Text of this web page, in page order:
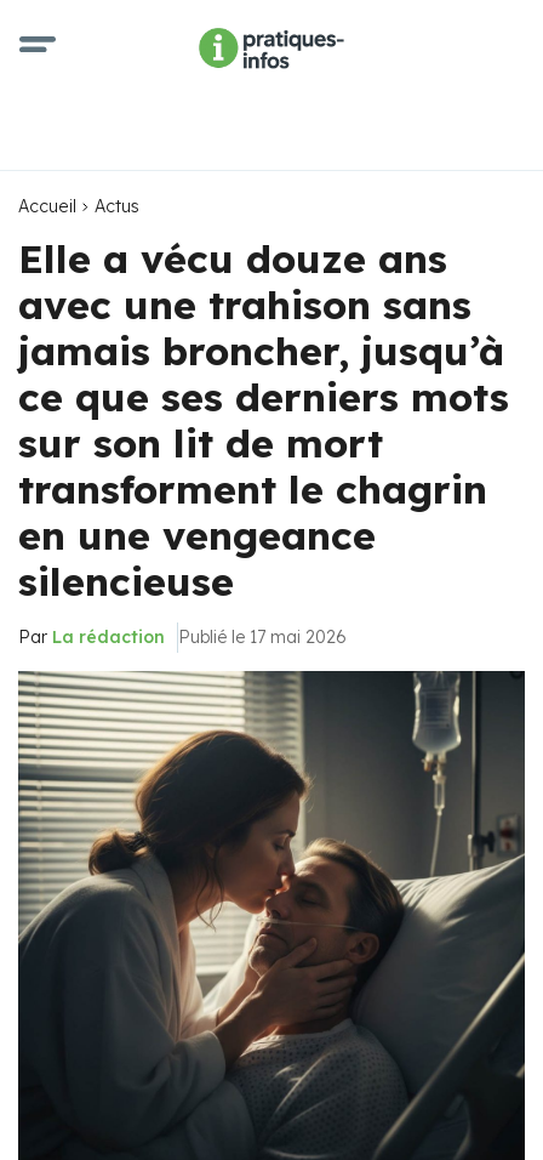
Accueil Actus
Elle a vécu douze ans
avec une trahison sans
jamais broncher, jusqu’à
ce que ses derniers mots
sur son lit de mort
transforment le chagrin
en une vengeance
silencieuse
Par La rédaction Publié le 17 mai 2026